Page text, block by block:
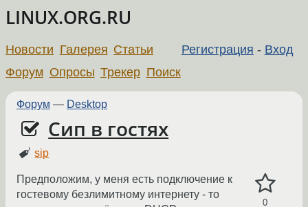
LINUX.ORG.RU
Регистрация - Вход
Новости Галерея Статьи
Форум Опросы Трекер Поиск
Форум — Desktop
Сип в гостях
sip
0
Предположим, у меня есть подключение к
гостевому безлимитному интернету - то